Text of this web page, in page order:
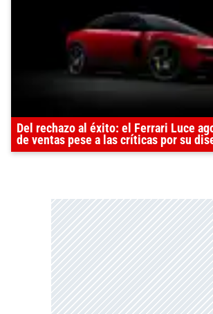
Del rechazo al éxito: el Ferrari Luce
de ventas pese a las críticas por su